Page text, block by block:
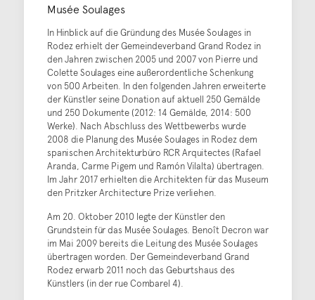
Musée Soulages
In Hinblick auf die Gründung des Musée Soulages in
Rodez erhielt der Gemeindeverband Grand Rodez in
den Jahren zwischen 2005 und 2007 von Pierre und
Colette Soulages eine außerordentliche Schenkung
von 500 Arbeiten. In den folgenden Jahren erweiterte
der Künstler seine Donation auf aktuell 250 Gemälde
und 250 Dokumente (2012: 14 Gemälde, 2014: 500
Werke). Nach Abschluss des Wettbewerbs wurde
2008 die Planung des Musée Soulages in Rodez dem
spanischen Architekturbüro RCR Arquitectes (Rafael
Aranda, Carme Pigem und Ramón Vilalta) übertragen.
Im Jahr 2017 erhielten die Architekten für das Museum
den Pritzker Architecture Prize verliehen.
Am 20. Oktober 2010 legte der Künstler den
Grundstein für das Musée Soulages. Benoît Decron war
im Mai 2009 bereits die Leitung des Musée Soulages
übertragen worden. Der Gemeindeverband Grand
Rodez erwarb 2011 noch das Geburtshaus des
Künstlers (in der rue Combarel 4).